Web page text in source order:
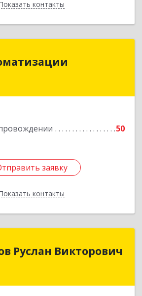
контакты
Назад
50
заявку
контакты
край, Амурск г, Мира пр-
заявку
Назад
Руслан Викторович
обл, Холмский р-н, Холмск